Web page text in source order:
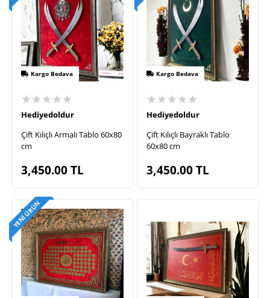
Kargo Bedava
★★★★★
Hediyedoldur
Çift Kılıçlı Armalı Tablo 60x80
cm
3,450.00TL
Kargo Bedava
★★★★★
Hediyedoldur
Çift Kılıçlı Bayraklı Tablo
60x80 cm
3,450.00TL
YENI ÜRÜN